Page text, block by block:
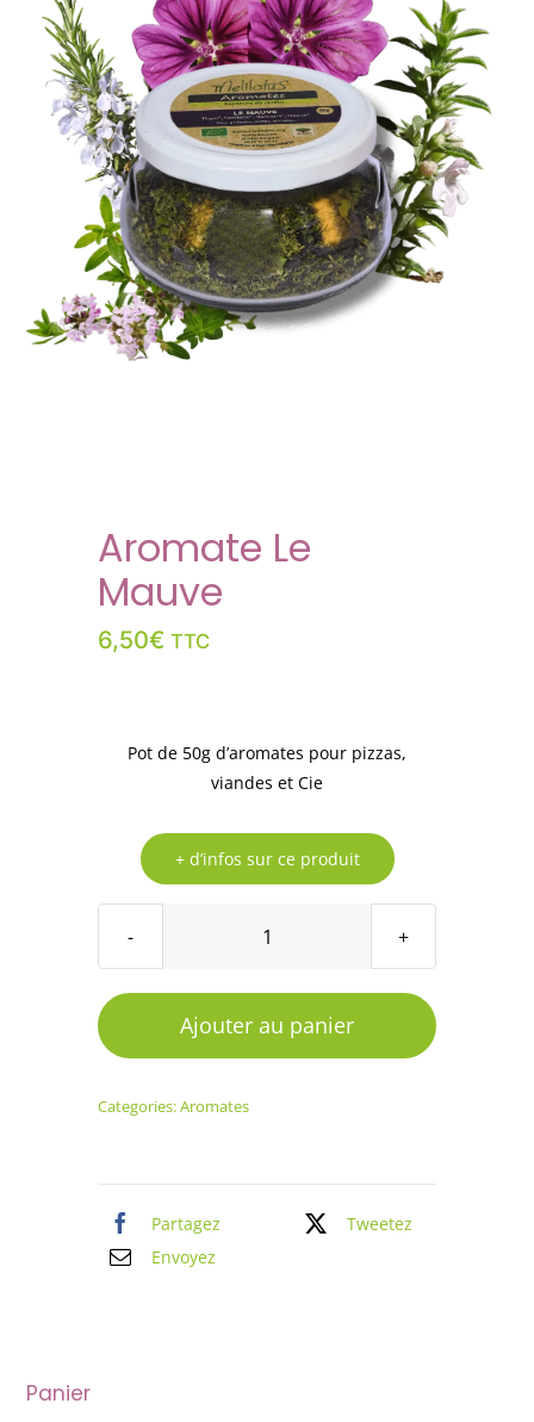
Santé & Bien-Être
Ateliers & Formations
Nous trouver
Aromate Le
Mauve
6,50€ TTC
Pot de 50g d’aromates pour pizzas,
viandes et Cie
+ d’infos sur ce produit
quantité
Aromate
Le
Ajouter au panier
Categories:Aromates
Partagez
Tweetez
Envoyez
Panier